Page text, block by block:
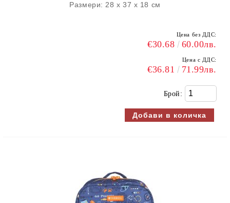
Размери: 28 х 37 х 18 см
Цена без ДДС:
€30.68 60.00лв.
Цена с ДДС:
€36.81 71.99лв.
Брой: